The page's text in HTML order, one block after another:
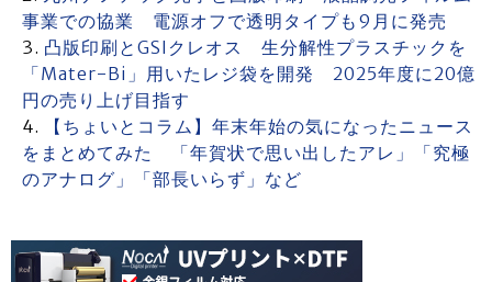
事業での協業 電源オフで透明タイプも9月に発売
凸版印刷とGSIクレオス 生分解性プラスチックを
「Mater-Bi」用いたレジ袋を開発 2025年度に20億
円の売り上げ目指す
【ちょいとコラム】年末年始の気になったニュース
をまとめてみた 「年賀状で思い出したアレ」「究極
のアナログ」「部長いらず」など